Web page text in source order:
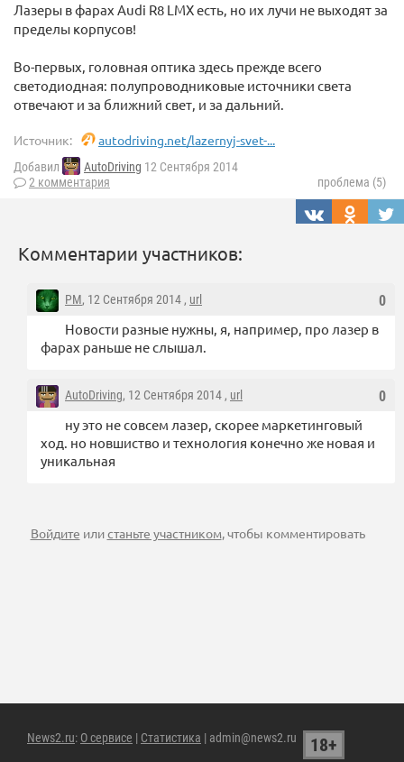
Лазеры в фарах Audi R8 LMX есть, но их лучи не выходят за
пределы корпусов!
Во-первых, головная оптика здесь прежде всего
светодиодная: полупроводниковые источники света
отвечают и за ближний свет, и за дальний.
Источник: autodriving.net/lazernyj-svet-...
Добавил AutoDriving 12 Сентября 2014
2 комментария
проблема (5)
Комментарии участников:
0
PM, 12 Сентября 2014 , url
Новости разные нужны, я, например, про лазер в
фарах раньше не слышал.
0
AutoDriving, 12 Сентября 2014 , url
ну это не совсем лазер, скорее маркетинговый
ход. но новшиство и технология конечно же новая и
уникальная
Войдите илистаньте участником, чтобы комментировать
News2.ru: О сервисе | Статистика | admin@news2.ru 18+